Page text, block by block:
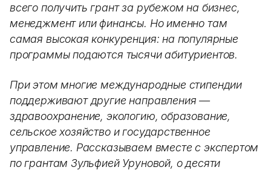
всего получить грант за рубежом на бизнес,
менеджмент или финансы. Но именно там
самая высокая конкуренция: на популярные
программы подаются тысячи абитуриентов.
При этом многие международные стипендии
поддерживают другие направления —
здравоохранение, экологию, образование,
сельское хозяйство и государственное
управление. Рассказываем вместе с экспертом
по грантам Зульфией Уруновой, о десяти